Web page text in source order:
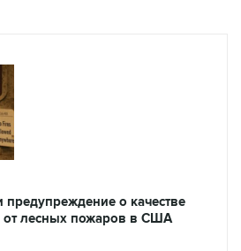
о качестве
лесных пожаров в США
днем в районе